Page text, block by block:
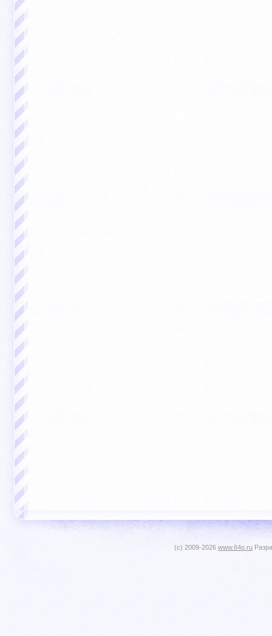
(c) 2009-2026 www.64o.ru